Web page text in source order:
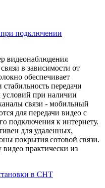
подключении
видеонаблюдения
в зависимости от
обеспечивает
передачи
условий при наличии
связи - мобильный
для передачи видео с
подключения к интернету.
для удаленных,
покрытия сотовой связи.
видео практически из
в СНТ